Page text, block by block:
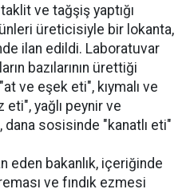
ve tağşiş yaptığı
üreticisiyle bir lokanta,
ilan edildi. Laboratuvar
bazılarının ürettiği
ve eşek eti", kıymalı ve
eti", yağlı peynir ve
dana sosisinde "kanatlı eti"
eden bakanlık, içeriğinde
ve fındık ezmesi